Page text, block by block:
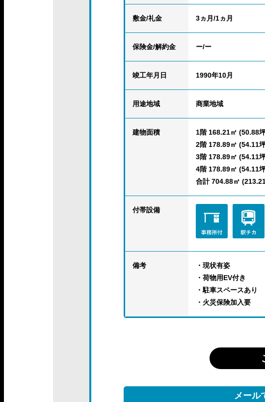
敷金/礼金 3ヵ月/1ヵ月
保険金/解約金 ー/ー
竣工年月日 1990年10月
用途地域 商業地域
建物面積
1階 168.21㎡ (50.88
2階 178.89㎡ (54.11
3階 178.89㎡ (54.11
4階 178.89㎡ (54.11
合計 704.88㎡
付帯設備
備考
・現状有姿
・荷物用EV付き
・駐車スペースあり
・火災保険加入要
メール